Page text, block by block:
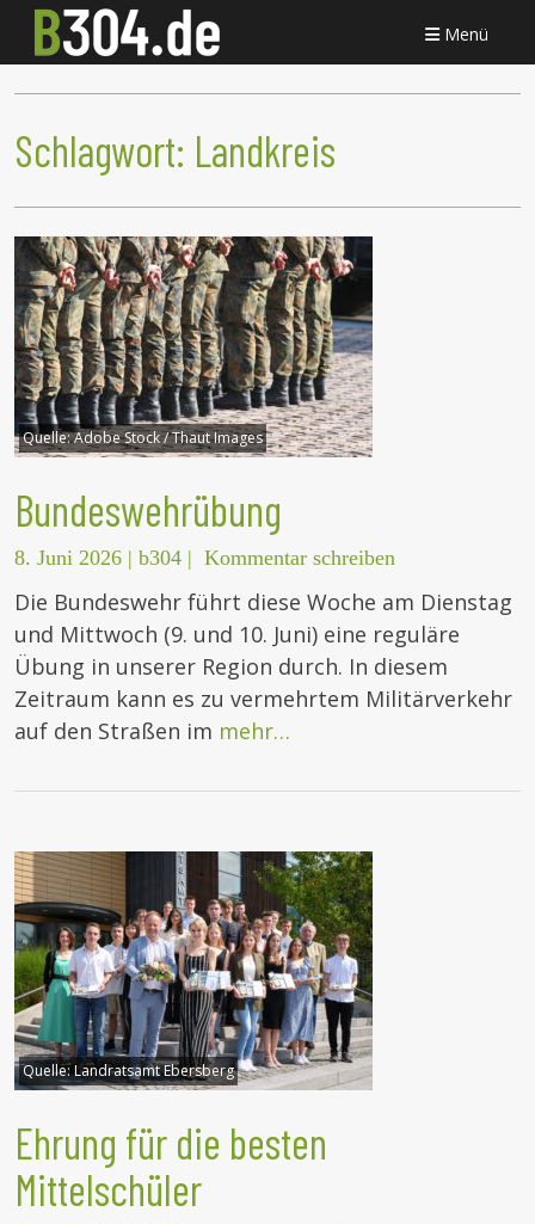
Menü
Schlagwort: Landkreis
Quelle:Adobe Stock / Thaut Images
Bundeswehrübung
8. Juni 2026 | b304 | Kommentar schreiben
Die Bundeswehr führt diese Woche am Dienstag
und Mittwoch (9. und 10. Juni) eine reguläre
Übung in unserer Region durch. In diesem
Zeitraum kann es zu vermehrtem Militärverkehr
auf den Straßen im mehr…
Quelle:Landratsamt Ebersberg
Ehrung für die besten
Mittelschüler